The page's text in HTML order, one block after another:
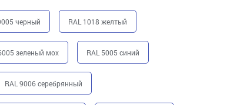
черный RAL 1018 желтый
зеленый мох RAL 5005 синий
RAL 9006 серебрянный